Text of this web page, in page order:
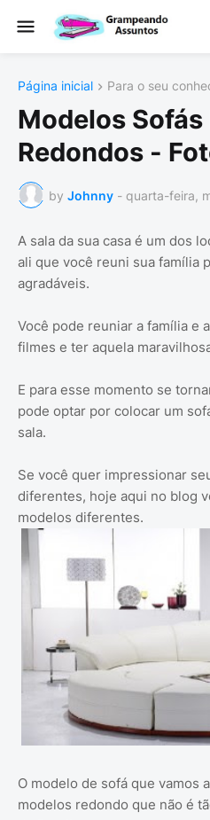
Página inicial Para o seu
Modelos
Redondos -
by Johnny - quarta-feira,
A sala da sua casa é um dos
ali que você reuni sua família
agradáveis.
Você pode reuniar a família e
filmes e ter aquela
E para esse momento se
pode optar por colocar um
sala.
Se você quer impressionar
diferentes, hoje aqui no blog
modelos diferentes.
O modelo de sofá que vamos
modelos redondo que não é